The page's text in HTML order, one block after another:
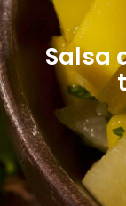
Salsa